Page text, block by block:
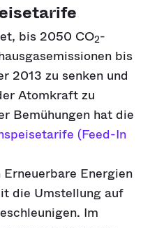
bis 2050 CO2-
bis
2013 zu senken und
Atomkraft zu
Bemühungen hat die
(Feed-In
Energien
die Umstellung auf
Im